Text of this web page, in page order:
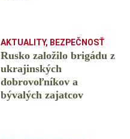
AKTUALITY, BEZPEČNOSŤ
Rusko založilo brigádu z
ukrajinských
dobrovoľníkov a
bývalých zajatcov